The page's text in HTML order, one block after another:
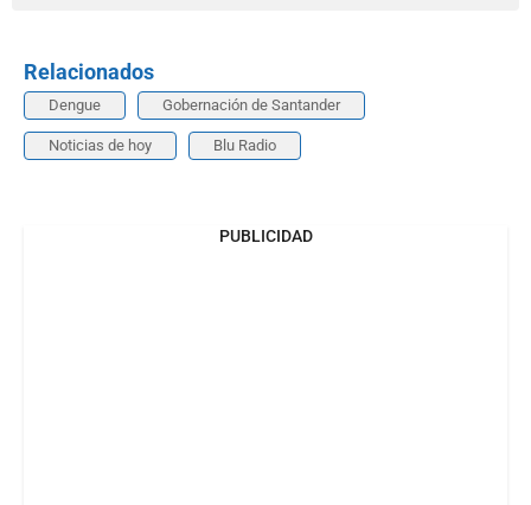
Relacionados
Dengue Gobernación de Santander
Noticias de hoy Blu Radio
PUBLICIDAD